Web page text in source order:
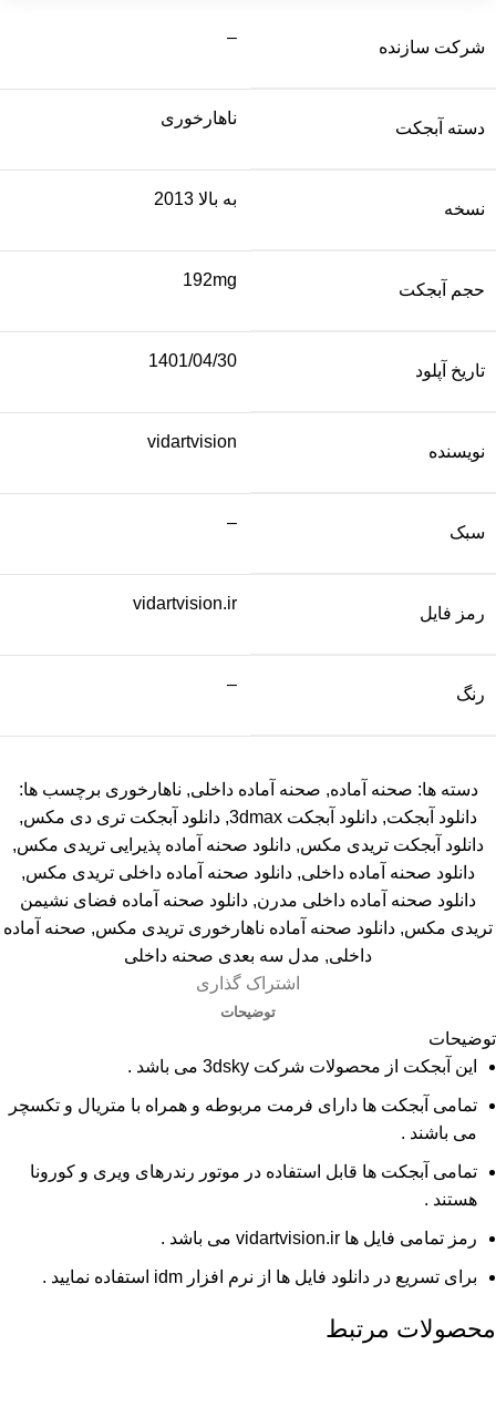
شرکت سازنده
–
دسته آبجکت
ناهارخوری
نسخه
به بالا 2013
حجم آبجکت
192mg
تاریخ آپلود
1401/04/30
نویسنده
vidartvision
سبک
–
رمز فایل
vidartvision.ir
رنگ
–
دسته ها: صحنه آماده, صحنه آماده داخلی, ناهارخوری برچسب ها:
دانلود آبجکت, دانلود آبجکت 3dmax , دانلود آبجکت تری دی مکس,
دانلود آبجکت تریدی مکس, دانلود صحنه آماده پذیرایی تریدی مکس,
دانلود صحنه آماده داخلی, دانلود صحنه آماده داخلی تریدی مکس,
دانلود صحنه آماده داخلی مدرن, دانلود صحنه آماده فضای نشیمن
تریدی مکس, دانلود صحنه آماده ناهارخوری تریدی مکس, صحنه آماده
داخلی, مدل سه بعدی صحنه داخلی
اشتراک گذاری
توضیحات
توضیحات
این آبجکت از محصولات شرکت 3dsky می باشد .
تمامی آبجکت ها دارای فرمت مربوطه و همراه با متریال و تکسچر
می باشند .
تمامی آبجکت ها قابل استفاده در موتور رندرهای ویری و کورونا
هستند .
رمز تمامی فایل ها vidartvision.ir می باشد .
برای تسریع در دانلود فایل ها از نرم افزار idm استفاده نمایید .
محصولات مرتبط